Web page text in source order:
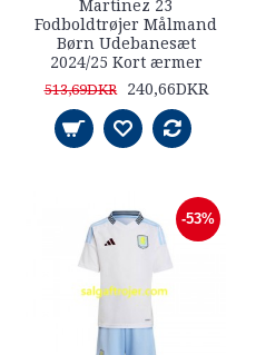
Martinez 23
Fodboldtrøjer Målmand
Børn Udebanesæt
2024/25 Kort ærmer
513,69DKR 240,66DKR
-53%